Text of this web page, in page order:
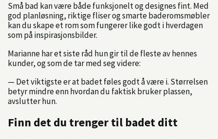
Små bad kan være både funksjonelt og designes fint. Med
god planløsning, riktige fliser og smarte baderomsmøbler
kan du skape et rom som fungerer like godt i hverdagen
som på inspirasjonsbilder.
Marianne har et siste råd hun gir til de fleste av hennes
kunder, og som de tar med seg videre:
— Det viktigste er at badet føles godt å være i. Størrelsen
betyr mindre enn hvordan du faktisk bruker plassen,
avslutter hun.
Finn det du trenger til badet ditt